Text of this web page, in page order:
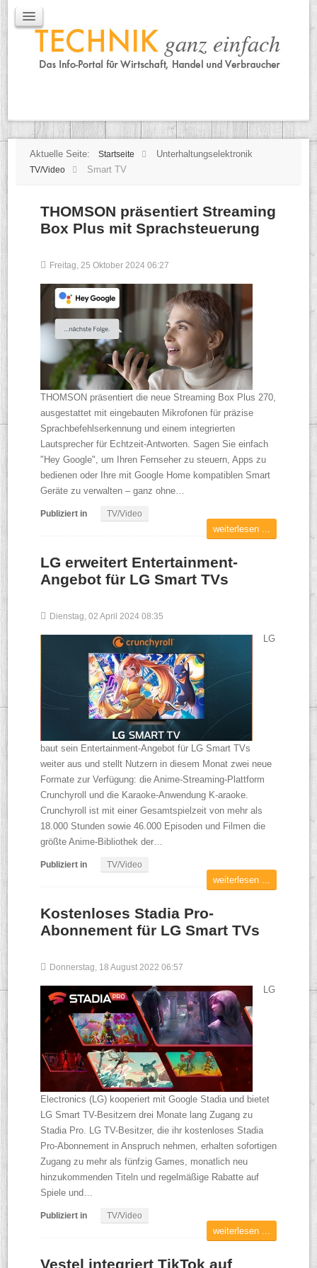
Mobile
IT
TK
Aktuelle Seite: Startseite Unterhaltungselektronik
TV/Video Smart TV
THOMSON präsentiert Streaming
Box Plus mit Sprachsteuerung
Freitag, 25 Oktober 2024 06:27
THOMSON präsentiert die neue Streaming Box Plus 270,
ausgestattet mit eingebauten Mikrofonen für präzise
Sprachbefehlserkennung und einem integrierten
Lautsprecher für Echtzeit-Antworten. Sagen Sie einfach
"Hey Google", um Ihren Fernseher zu steuern, Apps zu
bedienen oder Ihre mit Google Home kompatiblen Smart
Geräte zu verwalten – ganz ohne…
Publiziert in TV/Video
weiterlesen ...
LG erweitert Entertainment-
Angebot für LG Smart TVs
Dienstag, 02 April 2024 08:35
LG
baut sein Entertainment-Angebot für LG Smart TVs
weiter aus und stellt Nutzern in diesem Monat zwei neue
Formate zur Verfügung: die Anime-Streaming-Plattform
Crunchyroll und die Karaoke-Anwendung K-araoke.
Crunchyroll ist mit einer Gesamtspielzeit von mehr als
18.000 Stunden sowie 46.000 Episoden und Filmen die
größte Anime-Bibliothek der…
Publiziert in TV/Video
weiterlesen ...
Kostenloses Stadia Pro-
Abonnement für LG Smart TVs
Donnerstag, 18 August 2022 06:57
LG
Electronics (LG) kooperiert mit Google Stadia und bietet
LG Smart TV-Besitzern drei Monate lang Zugang zu
Stadia Pro. LG TV-Besitzer, die ihr kostenloses Stadia
Pro-Abonnement in Anspruch nehmen, erhalten sofortigen
Zugang zu mehr als fünfzig Games, monatlich neu
hinzukommenden Titeln und regelmäßige Rabatte auf
Spiele und…
Publiziert in TV/Video
weiterlesen ...
Vestel integriert TikTok auf